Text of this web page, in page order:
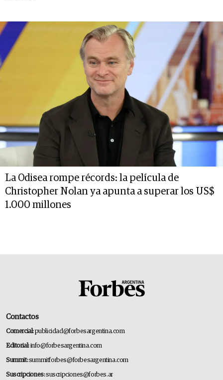
La Odisea rompe récords: la película de
Christopher Nolan ya apunta a superar los US$
1.000 millones
Contactos
Comercial:publicidad@forbesargentina.com
Editorial:info@forbesargentina.com
Summit:summitforbes@forbesargentina.com
Suscripciones:suscripciones@forbes.ar